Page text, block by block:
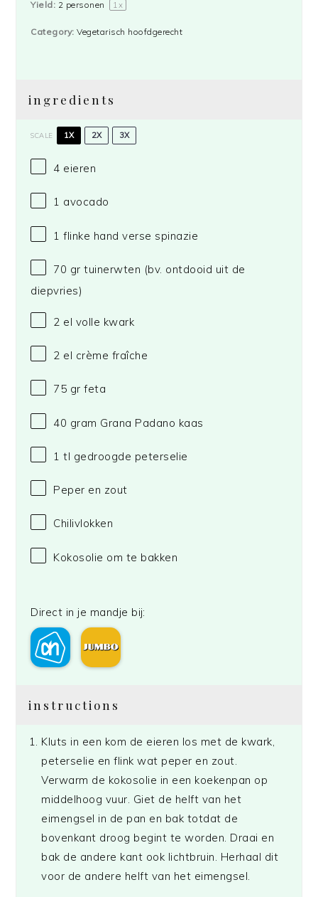
Yield: 2 personen 1x
Category: Vegetarisch hoofdgerecht
ingredients
SCALE 1X 2X 3X
4 eieren
1 avocado
1 flinke hand verse spinazie
70 gr tuinerwten (bv. ontdooid uit de
diepvries)
2 el volle kwark
2 el crème fraîche
75 gr feta
40 gram Grana Padano kaas
1 tl gedroogde peterselie
Peper en zout
Chilivlokken
Kokosolie om te bakken
Direct in je mandje bij:
instructions
Kluts in een kom de eieren los met de kwark,
peterselie en flink wat peper en zout.
Verwarm de kokosolie in een koekenpan op
middelhoog vuur. Giet de helft van het
eimengsel in de pan en bak totdat de
bovenkant droog begint te worden. Draai en
bak de andere kant ook lichtbruin. Herhaal dit
voor de andere helft van het eimengsel.